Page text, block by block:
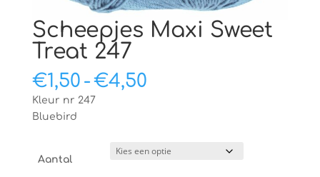
Scheepjes Maxi Sweet
Treat 247
€1,50 -€4,50Prijsklasse:
Kleur nr 247
Bluebird
Aantal